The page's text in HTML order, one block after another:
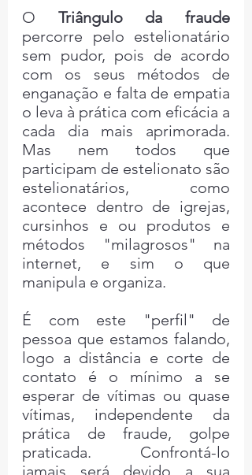
O Triângulo da fraude
percorre pelo estelionatário
sem pudor, pois de acordo
com os seus métodos de
enganação e falta de empatia
o leva à prática com eficácia a
cada dia mais aprimorada.
Mas nem todos que
participam de estelionato são
estelionatários, como
acontece dentro de igrejas,
cursinhos e ou produtos e
métodos "milagrosos" na
internet, e sim o que
manipula e organiza.
É com este "perfil" de
pessoa que estamos falando,
logo a distância e corte de
contato é o mínimo a se
esperar de vítimas ou quase
vítimas, independente da
prática de fraude, golpe
praticada. Confrontá-lo
jamais será devido a sua